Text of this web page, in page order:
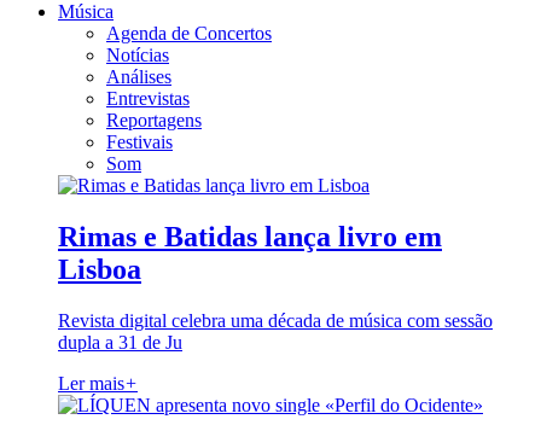
Música
Agenda de Concertos
Notícias
Análises
Entrevistas
Reportagens
Festivais
Som
Rimas e Batidas lança livro em
Lisboa
Revista digital celebra uma década de música com sessão
dupla a 31 de Ju
Ler mais+